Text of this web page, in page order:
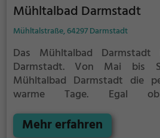
Mühltalbad Darmstadt
Mühltalstraße, 64297 Darmstadt
Das Mühltalbad
Darmstadt. Von Mai bis
Mühltalbad Darmstadt die
warme Tage. Egal ob
im Mühltalbad Darmstadt
Mehr erfahren